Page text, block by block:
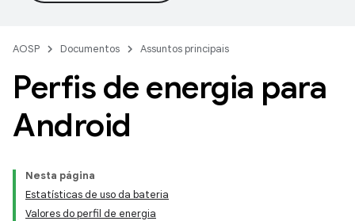
AOSP Documentos Assuntos principais
Perfis de energia para
Android
Nesta página
Estatísticas de uso da bateria
Valores do perfil de energia